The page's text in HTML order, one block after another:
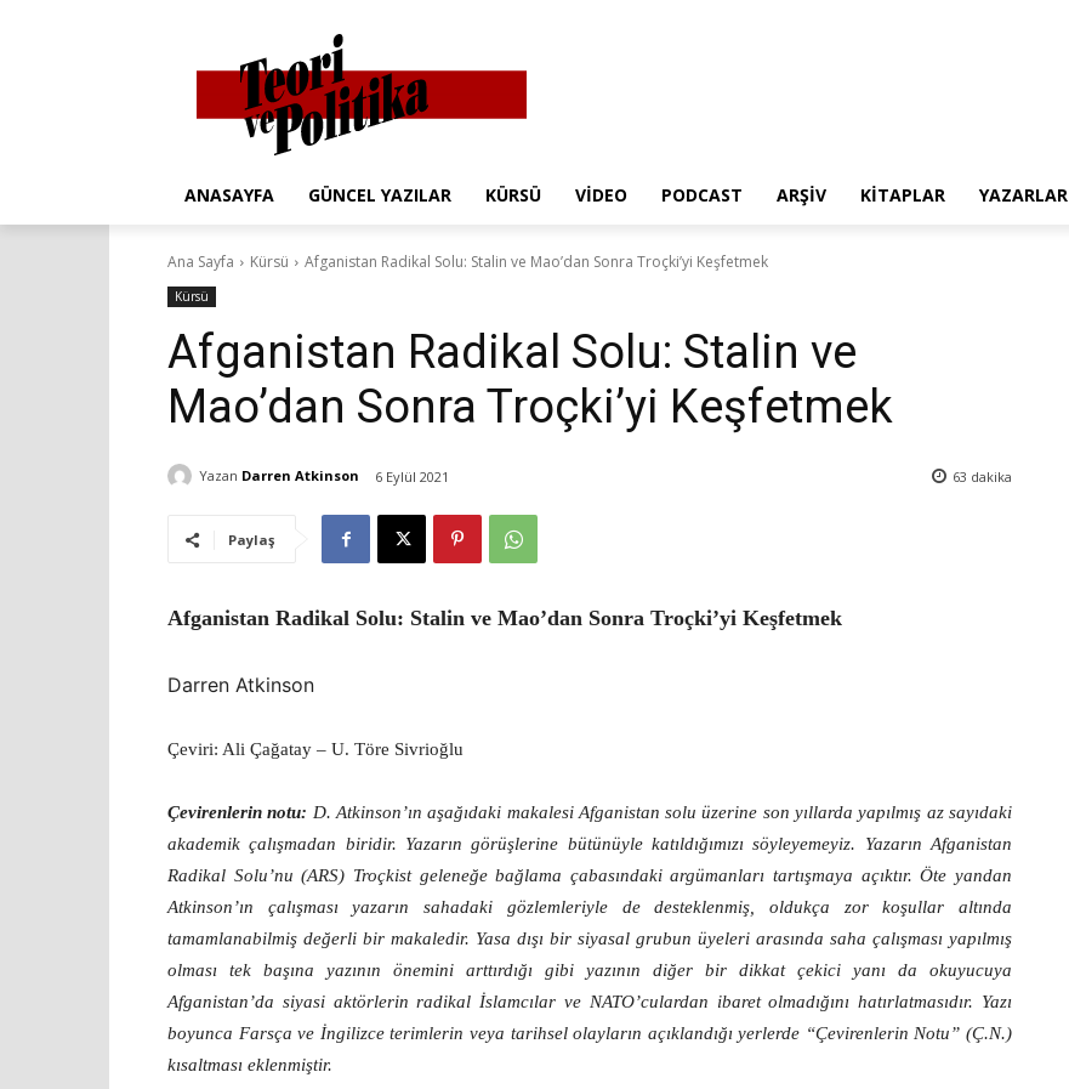
ANASAYFA GÜNCEL YAZILAR KÜRSÜ VIDEO PODCAST ARŞIV KITAPLAR YAZARLAR
Ana Sayfa Kürsü Afganistan Radikal Solu: Stalin ve Mao’dan Sonra Troçki’yi Keşfetmek
Kürsü
Afganistan Radikal Solu: Stalin ve
Mao’dan Sonra Troçki’yi Keşfetmek
Yazan Darren Atkinson 6 Eylül 2021 63 dakika
Paylaş
Afganistan Radikal Solu: Stalin ve Mao’dan Sonra Troçki’yi Keşfetmek
Darren Atkinson
Çeviri: Ali Çağatay – U. Töre Sivrioğlu
Çevirenlerin notu: D. Atkinson’ın aşağıdaki makalesi Afganistan solu üzerine son yıllarda yapılmış az sayıdaki
akademik çalışmadan biridir. Yazarın görüşlerine bütünüyle katıldığımızı söyleyemeyiz. Yazarın Afganistan
Radikal Solu’nu (ARS) Troçkist geleneğe bağlama çabasındaki argümanları tartışmaya açıktır. Öte yandan
Atkinson’ın çalışması yazarın sahadaki gözlemleriyle de desteklenmiş, oldukça zor koşullar altında
tamamlanabilmiş değerli bir makaledir. Yasa dışı bir siyasal grubun üyeleri arasında saha çalışması yapılmış
olması tek başına yazının önemini arttırdığı gibi yazının diğer bir dikkat çekici yanı da okuyucuya
Afganistan’da siyasi aktörlerin radikal İslamcılar ve NATO’culardan ibaret olmadığını hatırlatmasıdır. Yazı
boyunca Farsça ve İngilizce terimlerin veya tarihsel olayların açıklandığı yerlerde “Çevirenlerin Notu” (Ç.N.)
kısaltması eklenmiştir.